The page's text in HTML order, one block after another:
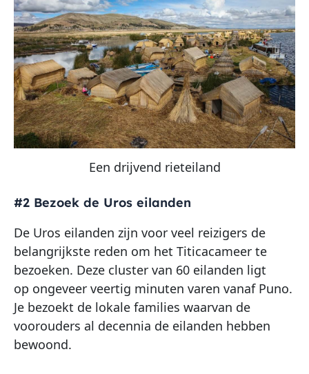
Een drijvend rieteiland
#2 Bezoek de Uros eilanden
De Uros eilanden zijn voor veel reizigers de
belangrijkste reden om het Titicacameer te
bezoeken. Deze cluster van 60 eilanden ligt
op ongeveer veertig minuten varen vanaf Puno.
Je bezoekt de lokale families waarvan de
voorouders al decennia de eilanden hebben
bewoond.